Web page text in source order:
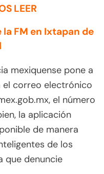
LEER
FM en Ixtapan de
mexiquense pone a
el correo electrónico
el número
la aplicación
de manera
de los
que denuncie